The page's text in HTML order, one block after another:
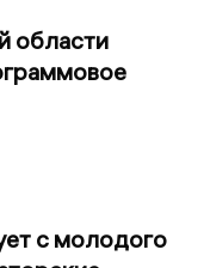
области
с молодого